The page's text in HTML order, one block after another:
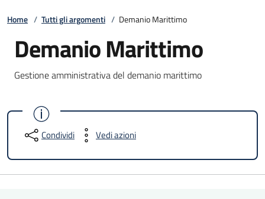
Home / Tutti gli argomenti / Demanio Marittimo
Demanio Marittimo
Gestione amministrativa del demanio marittimo
Condividi Vedi azioni